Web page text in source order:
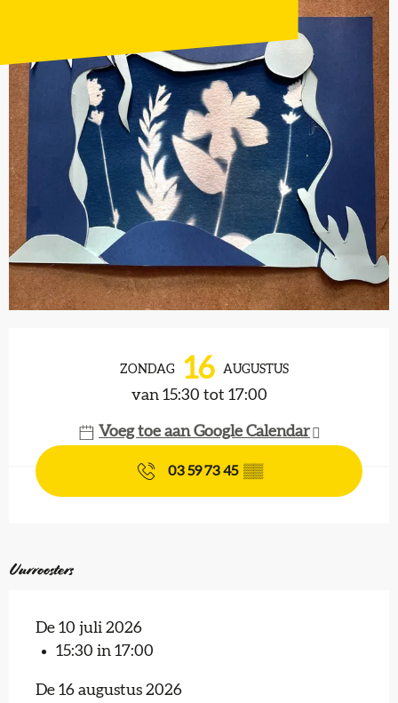
ZONDAG 16 AUGUSTUS
van 15:30 tot 17:00
Voeg toe aan Google Calendar
03 59 73 45 ▒▒
Uurroosters
De 10 juli 2026
15:30 in 17:00
De 16 augustus 2026